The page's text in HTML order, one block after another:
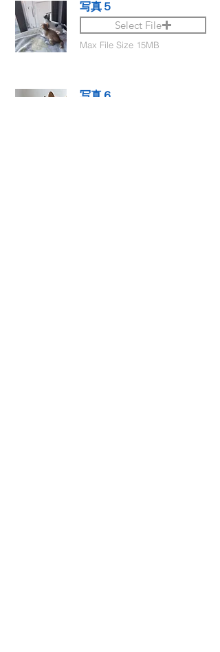
写真５
Select File
Max File Size 15MB
写真６